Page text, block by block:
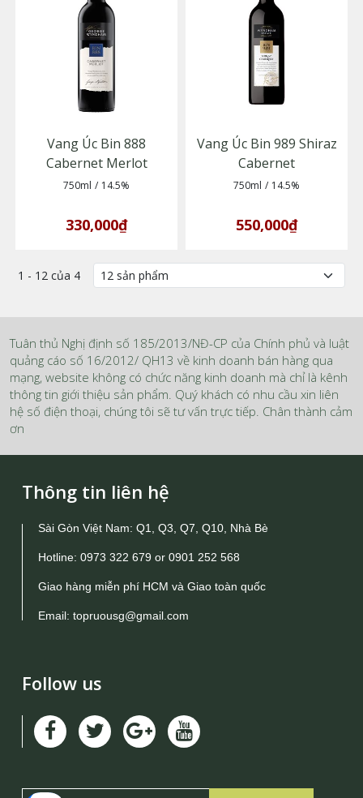
Vang Úc Bin 888
Cabernet Merlot
750ml / 14.5%
330,000₫
Vang Úc Bin 989 Shiraz
Cabernet
750ml / 14.5%
550,000₫
1 - 12 của 4
Tuân thủ Nghị định số 185/2013/NĐ-CP của Chính phủ và luật
quảng cáo số 16/2012/ QH13 về kinh doanh bán hàng qua
mạng, website không có chức năng kinh doanh mà chỉ là kênh
thông tin giới thiệu sản phẩm. Quý khách có nhu cầu xin liên
hệ số điện thoại, chúng tôi sẽ tư vấn trực tiếp. Chân thành cảm
ơn
Thông tin liên hệ
Sài Gòn Việt Nam: Q1, Q3, Q7, Q10, Nhà Bè
Hotline: 0973 322 679 or 0901 252 568
Giao hàng miễn phí HCM và Giao toàn quốc
Email: topruousg@gmail.com
Follow us